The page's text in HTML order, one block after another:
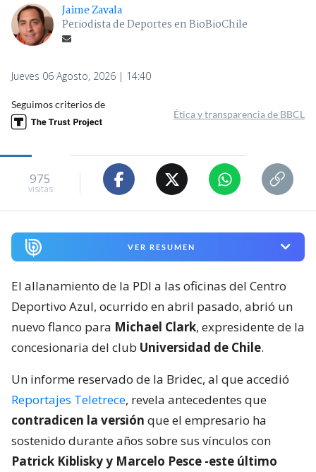
Jaime Zavala
Periodista de Deportes en BioBioChile
Jueves 06 Agosto, 2026 | 14:40
Seguimos criterios de
Ética y transparencia de BBCL
975
visitas
VER RESUMEN
El allanamiento de la PDI a las oficinas del Centro
Deportivo Azul, ocurrido en abril pasado, abrió un
nuevo flanco para Michael Clark, expresidente de la
concesionaria del club Universidad de Chile.
Un informe reservado de la Bridec, al que accedió
Reportajes Teletrece, revela antecedentes que
contradicen la versión que el empresario ha
sostenido durante años sobre sus vínculos con
Patrick Kiblisky y Marcelo Pesce -este último